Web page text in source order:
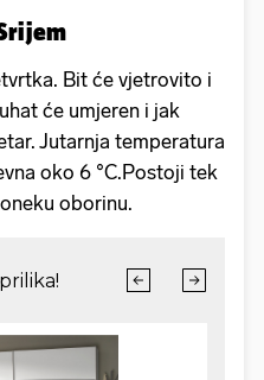
Bit će vjetrovito i
će umjeren i jak
Jutarnja temperatura
oko 6 °C.Postoji tek
oborinu.